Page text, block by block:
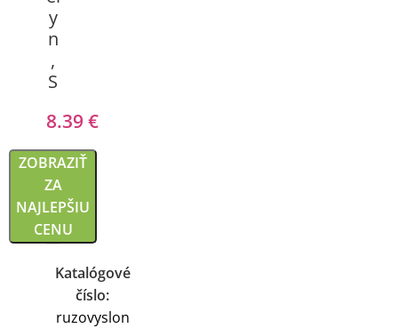
y
n
,
S
8.39 €
ZOBRAZIŤ
ZA
NAJLEPŠIU
CENU
Katalógové
číslo:
ruzovyslon